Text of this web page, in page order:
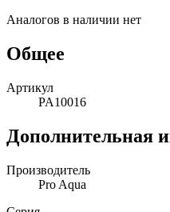
Аналогов в наличии нет
Общее
Артикул
PA10016
Дополнительная
Производитель
Pro Aqua